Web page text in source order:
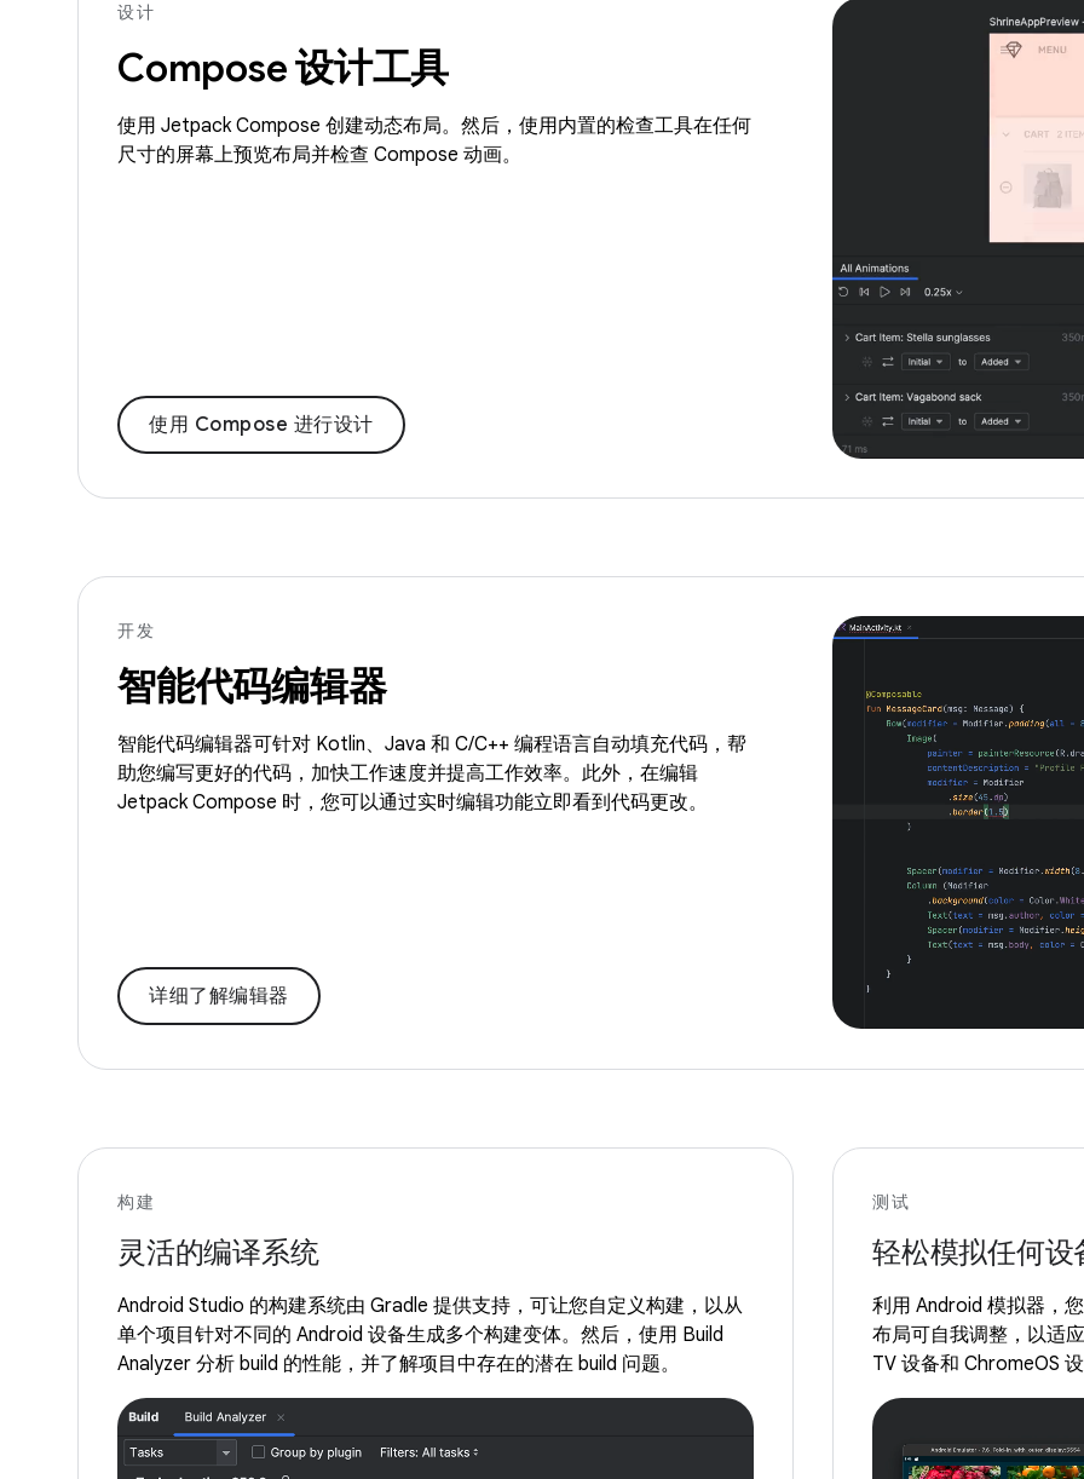
设计
Compose 设计工具
使用 Jetpack Compose 创建动态布局。然后，使用内置的检查工具在任何
尺寸的屏幕上预览布局并检查 Compose 动画。
使用 Compose 进行设计
开发
智能代码编辑器
智能代码编辑器可针对 Kotlin、Java 和 C/C++ 编程语言自动填充代码，帮
助您编写更好的代码，加快工作速度并提高工作效率。此外，在编辑
Jetpack Compose 时，您可以通过实时编辑功能立即看到代码更改。
详细了解编辑器
构建
灵活的编译系统
Android Studio 的构建系统由 Gradle 提供支持，可让您自定义构建，以从
单个项目针对不同的 Android 设备生成多个构建变体。然后，使用 Build
Analyzer 分析 build 的性能，并了解项目中存在的潜在 build 问题。
测试
轻松模拟任何设
利用 Android 模拟器，
布局可自我调整，以适
TV 设备和 ChromeOS